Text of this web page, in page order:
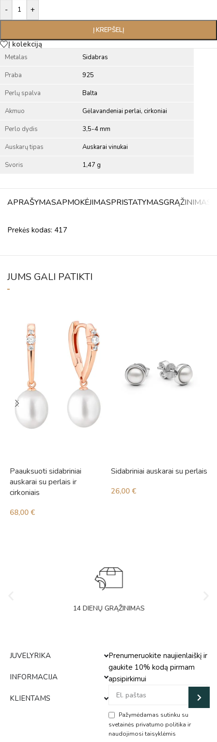
- +
Į KREPŠELĮ
Alternative:
Į kolekciją
Metalas Sidabras
Praba 925
Perlų spalva Balta
Akmuo Gėlavandeniai perlai, cirkoniai
Perlo dydis 3,5-4 mm
Auskarų tipas Auskarai vinukai
Svoris 1,47 g
APRAŠYMASAPMOKĖJIMASPRISTATYMASGRĄŽINIMAS
Prekės kodas: 417
JUMS GALI PATIKTI
Paauksuoti sidabriniai
auskarai su perlais ir
cirkoniais
68,00 €
Sidabriniai auskarai su perlais
26,00 €
14 DIENŲ GRĄŽINIMAS
JUVELYRIKA
INFORMACIJA
KLIENTAMS
Prenumeruokite naujienlaiškį ir
gaukite 10% kodą pirmam
apsipirkimui
Pažymėdamas sutinku su
svetainės privatumo politika ir
naudojimosi taisyklėmis